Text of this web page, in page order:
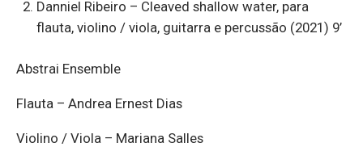
Danniel Ribeiro – Cleaved shallow water, para
flauta, violino / viola, guitarra e percussão (2021) 9’
Abstrai Ensemble
Flauta – Andrea Ernest Dias
Violino / Viola – Mariana Salles